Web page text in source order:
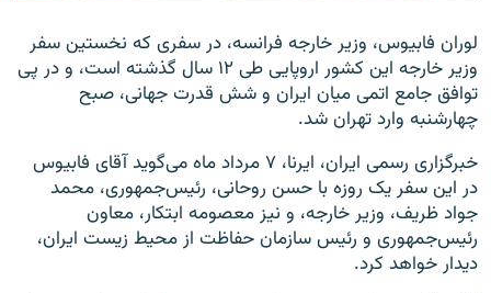
زبان‌های دیگر
لوران فابیوس، وزیر خارجه فرانسه، در سفری که نخستین سفر
وزیر خارجه این کشور اروپایی طی ۱۲ سال گذشته است، و در پی
توافق جامع اتمی میان ایران و شش قدرت جهانی، صبح
چهارشنبه وارد تهران شد.
خبرگزاری رسمی ایران، ایرنا، ۷ مرداد ماه می‌گوید آقای فابیوس
در این سفر یک روزه با حسن روحانی، رئیس‌جمهوری، محمد
جواد ظریف، وزیر خارجه، و نیز معصومه ابتکار، معاون
رئیس‌جمهوری و رئیس سازمان حفاظت از محیط زیست ایران،
دیدار خواهد کرد.